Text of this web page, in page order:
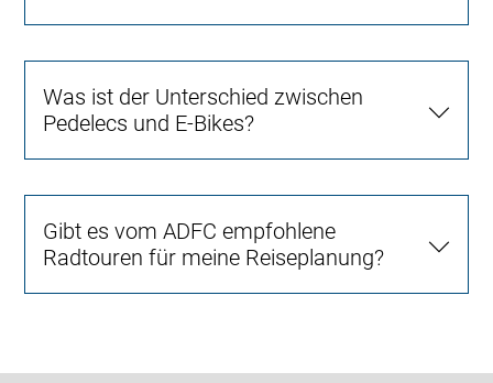
Was ist der Unterschied zwischen
Pedelecs und E-Bikes?
Gibt es vom ADFC empfohlene
Radtouren für meine Reiseplanung?